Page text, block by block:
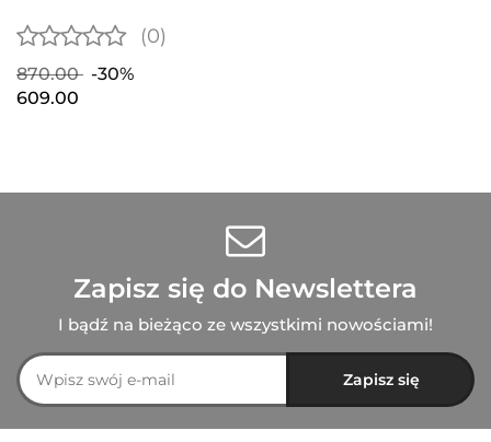
(0)
870.00
-30%
609.00
Zapisz się do Newslettera
I bądź na bieżąco ze wszystkimi nowościami!